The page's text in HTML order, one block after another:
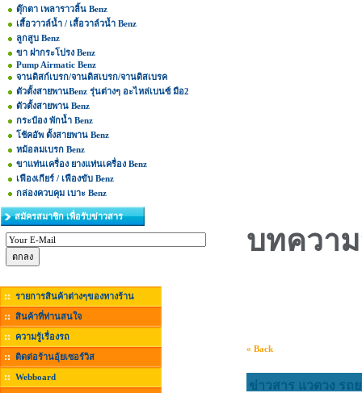
ตุ๊กตา เพลาราวลิ้น Benz
เสื้อวาวล์น้ำ / เสื้อวาล์วน้ำ Benz
ลูกสูบ Benz
ขา ฝากระโปรง Benz
Pump Airmatic Benz
จานดิสก์เบรก/จานดิสเบรก/จานดิสเบรค
ตัวตั้งสายพานBenz รุ่นต่างๆ อะไหล่เบนซ์ มือ2
ตัวตั้งสายพาน Benz
กระป๋อง พักน้ำ Benz
โช้คอัพ ตั้งสายพาน Benz
หม้อลมเบรก Benz
ขาแท่นเครื่อง ยางแท่นเครื่อง Benz
เฟืองเกียร์ / เฟืองขับ Benz
กล่องควบคุม เบาะ Benz
สมัครสมาชิก เพื่อรับข่าวสาร
รายการสินค้าต่างๆของทางร้าน
สินค้าที่ท่านสนใจ
ความรู้เรื่องรถ
ติดต่อร้านอุ้ยเซอร์วิส
Webboard
บทควา
« Back
ข่าวสาร แวดวง รถ